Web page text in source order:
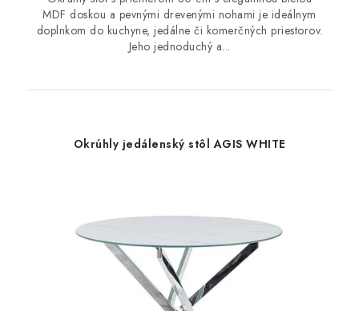
MDF doskou a pevnými drevenými nohami je ideálnym
doplnkom do kuchyne, jedálne či komerčných priestorov.
Jeho jednoduchý a...
Okrúhly jedálenský stôl AGIS WHITE